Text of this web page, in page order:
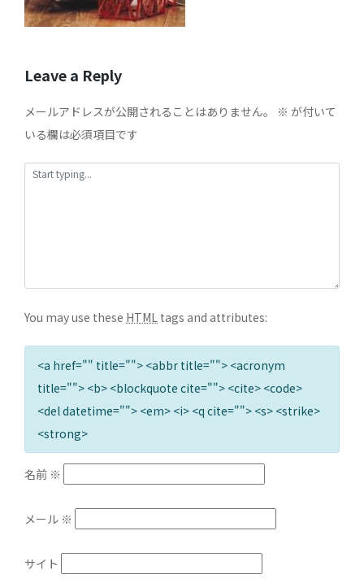
Leave a Reply
メールアドレスが公開されることはありません。 ※ が付いて
いる欄は必須項目です
You may use these HTML tags and attributes:
<a href="" title=""> <abbr title=""> <acronym
title=""> <b> <blockquote cite=""> <cite> <code>
<del datetime=""> <em> <i> <q cite=""> <s> <strike>
<strong>
名前 ※
メール ※
サイト